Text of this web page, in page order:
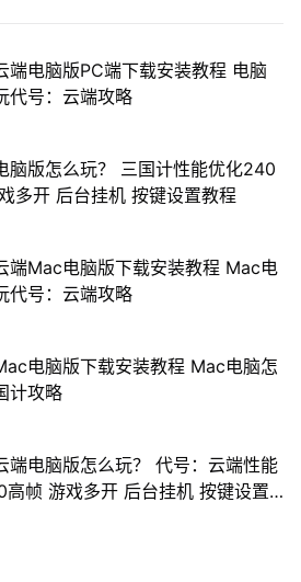
端电脑版PC端下载安装教程 电脑
代号：云端攻略
脑版怎么玩？ 三国计性能优化240
多开 后台挂机 按键设置教程
端Mac电脑版下载安装教程 Mac电
代号：云端攻略
电脑版下载安装教程 Mac电脑怎
计攻略
端电脑版怎么玩？ 代号：云端性能
高帧 游戏多开 后台挂机 按键设置